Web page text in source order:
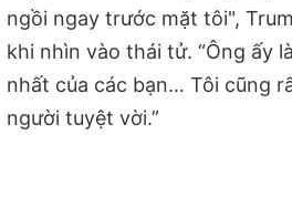
ngồi ngay trước mặt tôi",
khi nhìn vào thái tử. “Ông ấy
nhất của các bạn… Tôi cũng
người tuyệt vời.”